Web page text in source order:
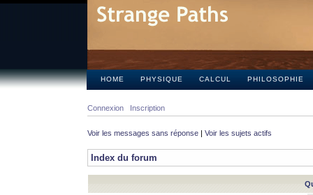
HOME PHYSIQUE CALCUL PHILOSOPHIE
Connexion Inscription
Voir les messages sans réponse | Voir les sujets actifs
Index du forum